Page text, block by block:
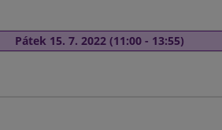
Pátek 15. 7. 2022 (11:00 - 13:55)